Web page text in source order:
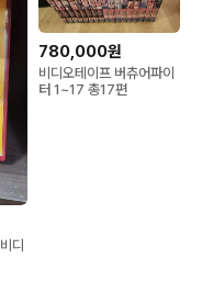
디
780,000원
비디오테이프 버츄어파이
터 1~17 총17편